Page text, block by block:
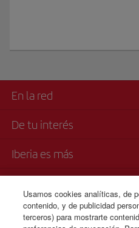
En la red
De tu interés
Iberia es más
Venta telefónica
Usamos cookies analíticas, de
contenido, y de publicidad
terceros) para mostrarte